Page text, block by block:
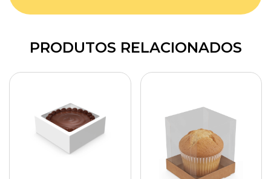
PRODUTOS RELACIONADOS